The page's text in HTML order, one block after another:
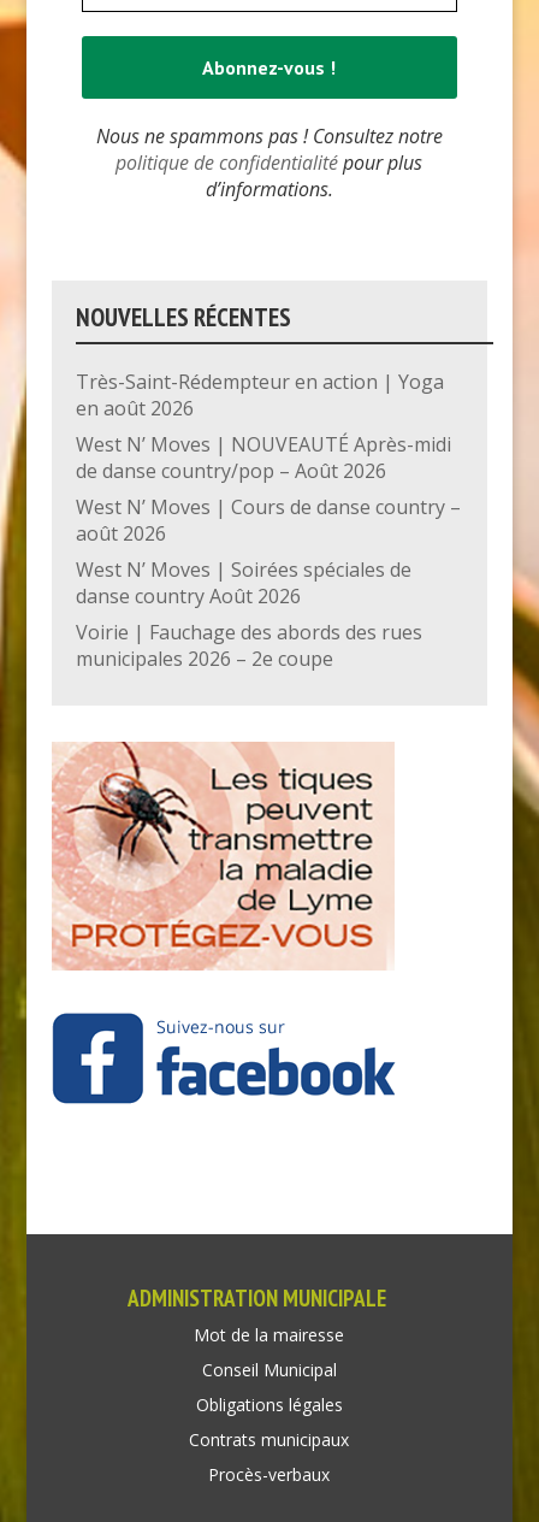
Nous ne spammons pas ! Consultez notre
politique de confidentialitépour plus
d’informations.
NOUVELLES RÉCENTES
Très-Saint-Rédempteur en action | Yoga
en août 2026
West N’ Moves | NOUVEAUTÉ Après-midi
de danse country/pop – Août 2026
West N’ Moves | Cours de danse country –
août 2026
West N’ Moves | Soirées spéciales de
danse country Août 2026
Voirie | Fauchage des abords des rues
municipales 2026 – 2e coupe
ADMINISTRATION MUNICIPALE
Mot de la mairesse
Conseil Municipal
Obligations légales
Contrats municipaux
Procès-verbaux